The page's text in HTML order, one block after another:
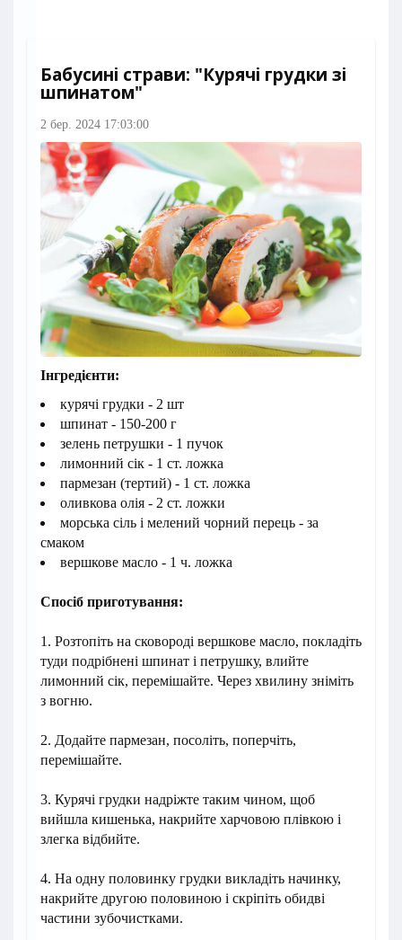
Бабусині страви: "Курячі грудки зі
шпинатом"
2 бер. 2024 17:03:00
Інгредієнти:
курячі грудки - 2 шт
шпинат - 150-200 г
зелень петрушки - 1 пучок
лимонний сік - 1 ст. ложка
пармезан (тертий) - 1 ст. ложка
оливкова олія - 2 ст. ложки
морська сіль і мелений чорний перець - за
смаком
вершкове масло - 1 ч. ложка
Спосіб приготування:
1. Розтопіть на сковороді вершкове масло, покладіть
туди подрібнені шпинат і петрушку, влийте
лимонний сік, перемішайте. Через хвилину зніміть
з вогню.
2. Додайте пармезан, посоліть, поперчіть,
перемішайте.
3. Курячі грудки надріжте таким чином, щоб
вийшла кишенька, накрийте харчовою плівкою і
злегка відбийте.
4. На одну половинку грудки викладіть начинку,
накрийте другою половиною і скріпіть обидві
частини зубочистками.